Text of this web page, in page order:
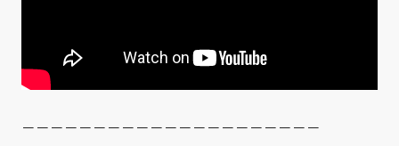
－－－－－－－－－－－－－－－－－－－－－